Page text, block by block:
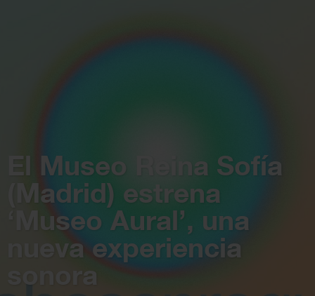
El Museo Reina Sofía
(Madrid) estrena
‘Museo Aural’, una
nueva experiencia
sonora